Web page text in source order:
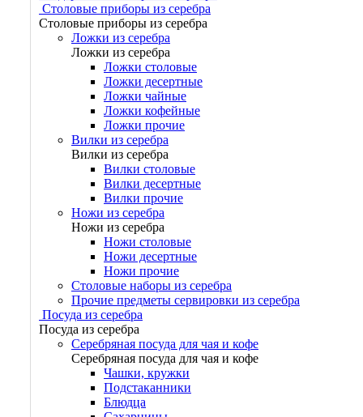
Столовые приборы из серебра
Столовые приборы из серебра
Ложки из серебра
Ложки из серебра
Ложки столовые
Ложки десертные
Ложки чайные
Ложки кофейные
Ложки прочие
Вилки из серебра
Вилки из серебра
Вилки столовые
Вилки десертные
Вилки прочие
Ножи из серебра
Ножи из серебра
Ножи столовые
Ножи десертные
Ножи прочие
Столовые наборы из серебра
Прочие предметы сервировки из серебра
Посуда из серебра
Посуда из серебра
Серебряная посуда для чая и кофе
Серебряная посуда для чая и кофе
Чашки, кружки
Подстаканники
Блюдца